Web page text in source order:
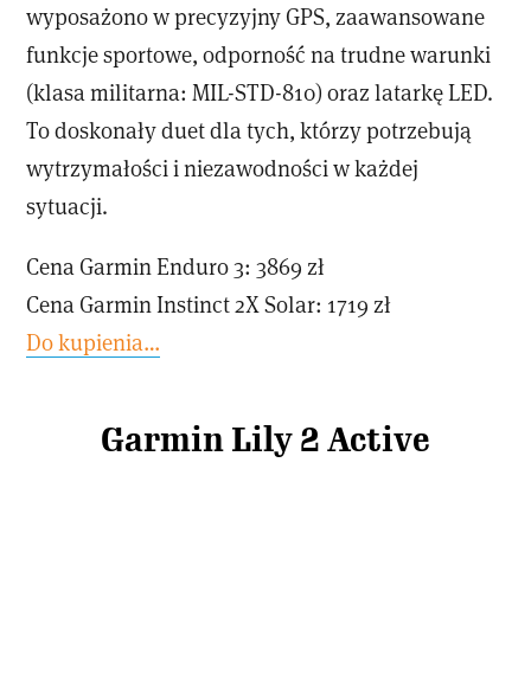
wyposażono w precyzyjny GPS, zaawansowane
funkcje sportowe, odporność na trudne warunki
(klasa militarna: MIL-STD-810) oraz latarkę LED.
To doskonały duet dla tych, którzy potrzebują
wytrzymałości i niezawodności w każdej
sytuacji.
Cena Garmin Enduro 3: 3869 zł
Cena Garmin Instinct 2X Solar: 1719 zł
Do kupienia…
Garmin Lily 2 Active